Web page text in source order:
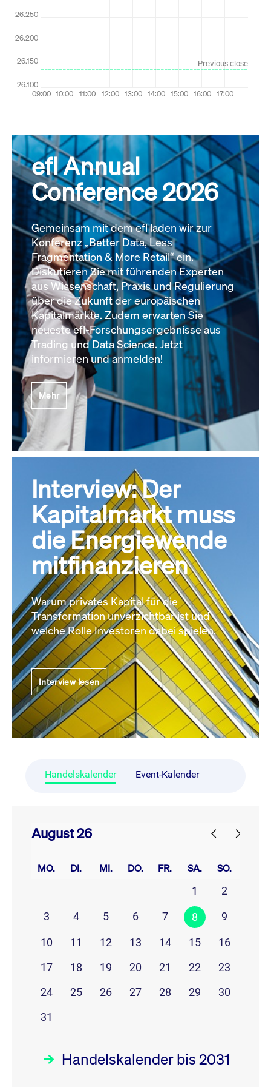
efl Annual
Conference 2026
Gemeinsam mit dem efl laden wir zur
Konferenz „Better Data, Less
Fragmentation & More Retail“ ein.
Diskutieren Sie mit führenden Experten
aus Wissenschaft, Praxis und Regulierung
über die Zukunft der europäischen
Kapitalmärkte. Zudem erwarten Sie
neueste efl-Forschungsergebnisse aus
Trading und Data Science. Jetzt
informieren und anmelden!
Mehr
Interview: Der
Kapitalmarkt muss
die Energiewende
mitfinanzieren
Warum privates Kapital für die
Transformation unverzichtbar ist und
welche Rolle Investoren dabei spielen.
Interview lesen
Handelskalender Event-Kalender
August 26
MO. DI. MI. DO. FR. SA. SO.
1
2
3
4 5 6 7 8 9
10 11 12 13 14 15
16
17
18 19 20 21 22
23
24
25 26 27 28 29
30
31
Handelskalender bis 2031